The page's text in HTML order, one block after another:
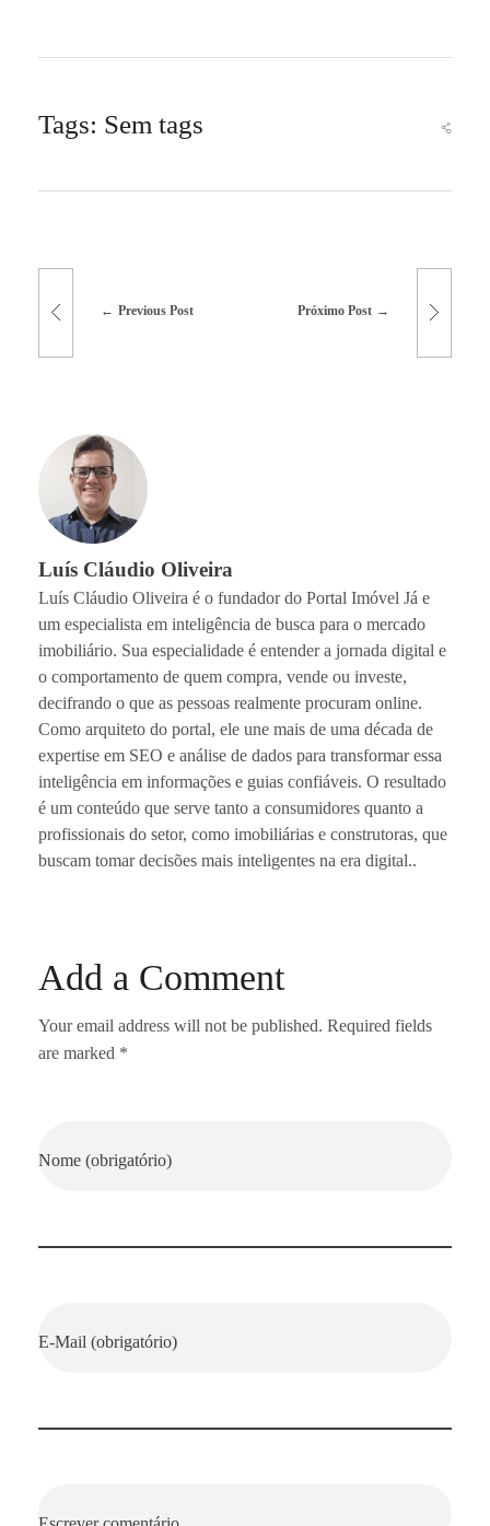
Tags: Sem tags
Previous Post Próximo Post
Luís Cláudio Oliveira
Luís Cláudio Oliveira é o fundador do Portal Imóvel Já e
um especialista em inteligência de busca para o mercado
imobiliário. Sua especialidade é entender a jornada digital e
o comportamento de quem compra, vende ou investe,
decifrando o que as pessoas realmente procuram online.
Como arquiteto do portal, ele une mais de uma década de
expertise em SEO e análise de dados para transformar essa
inteligência em informações e guias confiáveis. O resultado
é um conteúdo que serve tanto a consumidores quanto a
profissionais do setor, como imobiliárias e construtoras, que
buscam tomar decisões mais inteligentes na era digital..
Add a Comment
Your email address will not be published. Required fields
are marked *
Nome (obrigatório)
E-Mail (obrigatório)